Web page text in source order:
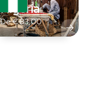
Nigeria
De€33,00